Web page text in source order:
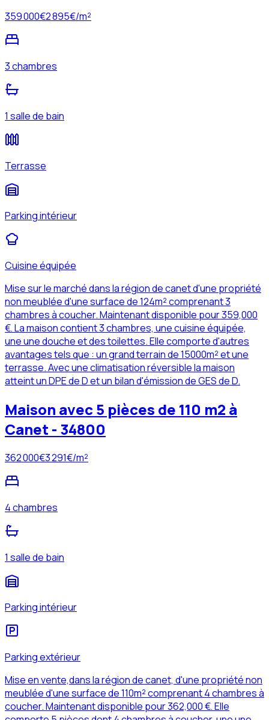
359 000€2 895€/m²
3 chambres
1 salle de bain
Terrasse
Parking intérieur
Cuisine équipée
Mise sur le marché dans la région de canet d'une propriété
non meublée d'une surface de 124m² comprenant 3
chambres à coucher. Maintenant disponible pour 359,000
€. La maison contient 3 chambres, une cuisine équipée,
une une douche et des toilettes. Elle comporte d'autres
avantages tels que : un grand terrain de 15000m² et une
terrasse. Avec une climatisation réversible la maison
atteint un DPE de D et un bilan d'émission de GES de D.
Maison avec 5 pièces de 110 m2 à
Canet - 34800
362 000€3 291€/m²
4 chambres
1 salle de bain
Parking intérieur
Parking extérieur
Mise en vente,dans la région de canet, d'une propriété non
meublée d'une surface de 110m² comprenant 4 chambres à
coucher. Maintenant disponible pour 362,000 €. Elle